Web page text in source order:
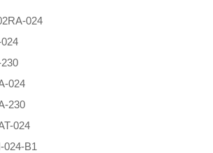
024
024
230
024
024-B1